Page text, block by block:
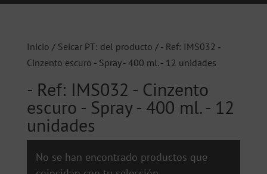
Inicio / Seicar PT: del producto / - Ref: IMS032 -
Cinzento escuro - Spray - 400 ml. - 12 unidades
- Ref: IMS032 - Cinzento
escuro - Spray - 400 ml. - 12
unidades
No se han encontrado productos que